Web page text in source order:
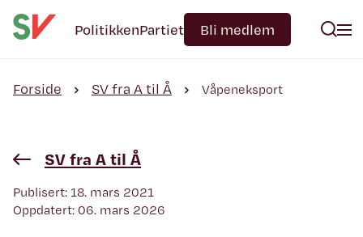
PolitikkenPartiet Bli medlem
Forside SV fra A til Å Våpeneksport
SV fra A til Å
Publisert: 18. mars 2021
Oppdatert: 06. mars 2026